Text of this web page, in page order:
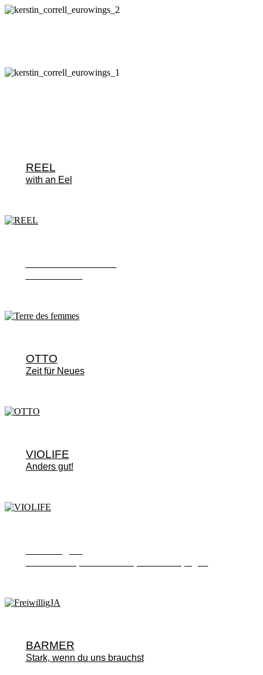
REEL
with an Eel
OTTO
Zeit für Neues
VIOLIFE
Anders gut!
BARMER
Stark, wenn du uns brauchst